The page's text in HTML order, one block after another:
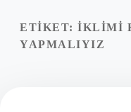
Yasal Uyarı
ETIKET: İKLIMI
YAPMALIYIZ